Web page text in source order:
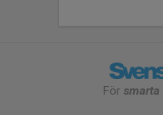
För smarta